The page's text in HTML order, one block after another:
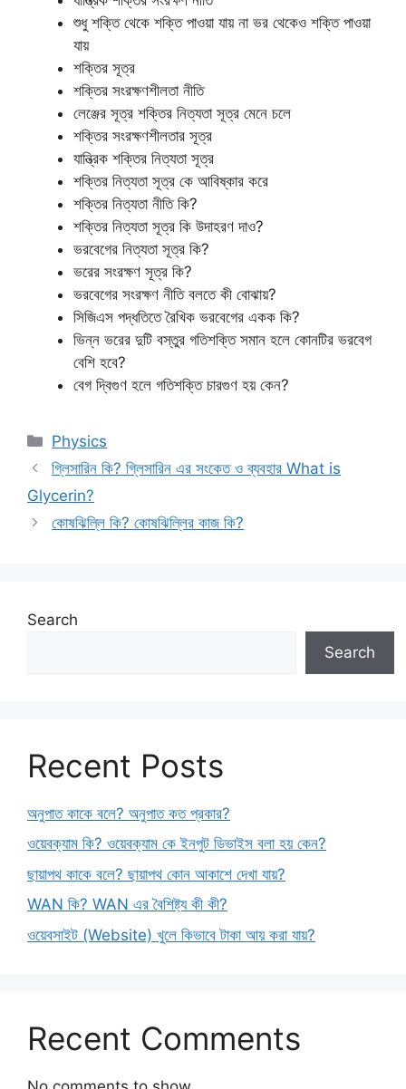
শুধু শক্তি থেকে শক্তি পাওয়া যায় না ভর থেকেও শক্তি পাওয়া
যায়
শক্তির সূত্র
শক্তির সংরক্ষণশীলতা নীতি
লেঞ্জের সূত্র শক্তির নিত্যতা সূত্র মেনে চলে
শক্তির সংরক্ষণশীলতার সূত্র
যান্ত্রিক শক্তির নিত্যতা সূত্র
শক্তির নিত্যতা সূত্র কে আবিষ্কার করে
শক্তির নিত্যতা নীতি কি?
শক্তির নিত্যতা সূত্র কি উদাহরণ দাও?
ভরবেগের নিত্যতা সূত্র কি?
ভরের সংরক্ষণ সূত্র কি?
ভরবেগের সংরক্ষণ নীতি বলতে কী বোঝায়?
সিজিএস পদ্ধতিতে রৈখিক ভরবেগের একক কি?
ভিন্ন ভরের দুটি বস্তুর গতিশক্তি সমান হলে কোনটির ভরবেগ
বেশি হবে?
বেগ দ্বিগুণ হলে গতিশক্তি চারগুণ হয় কেন?
Categories
Physics
গ্লিসারিন কি? গ্লিসারিন এর সংকেত ও ব্যবহার What is
Glycerin?
কোষঝিল্লি কি? কোষঝিল্লির কাজ কি?
Search
Search
Recent Posts
অনুপাত কাকে বলে? অনুপাত কত প্রকার?
ওয়েবক্যাম কি? ওয়েবক্যাম কে ইনপুট ডিভাইস বলা হয় কেন?
ছায়াপথ কাকে বলে? ছায়াপথ কোন আকাশে দেখা যায়?
WAN কি? WAN এর বৈশিষ্ট্য কী কী?
ওয়েবসাইট (Website) খুলে কিভাবে টাকা আয় করা যায়?
Recent Comments